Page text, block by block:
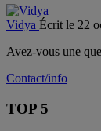
Vidya Écrit le 22
Avez-vous une
Contact/info
TOP 5